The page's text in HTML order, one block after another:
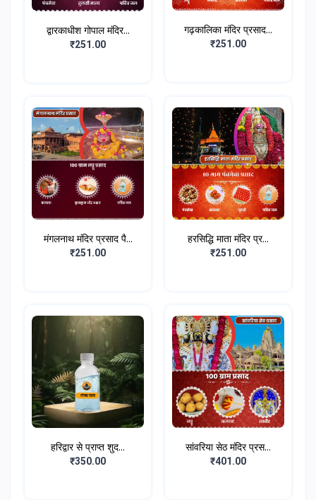
द्वारकाधीश गोपाल मंदिर...
₹251.00
गढ़कालिका मंदिर प्रसाद...
₹251.00
मंगलनाथ मंदिर प्रसाद पै...
₹251.00
हरसिद्धि माता मंदिर प्र...
₹251.00
हरिद्वार से प्राप्त शुद...
₹350.00
सांवरिया सेठ मंदिर प्रस...
₹401.00